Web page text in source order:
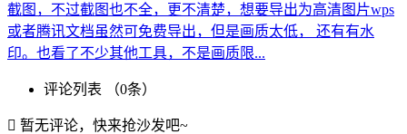
截图，不过截图也不全，更不清楚，想要导出为高清图片wps
或者腾讯文档虽然可免费导出，但是画质太低， 还有有水
印。也看了不少其他工具，不是画质限...
评论列表 （0条）
暂无评论，快来抢沙发吧~